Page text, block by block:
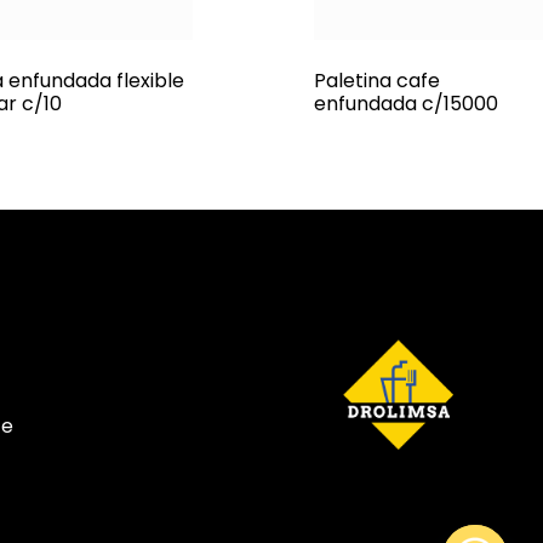
enfundada flexible
c/10
Paletina cafe
enfundada c/15000